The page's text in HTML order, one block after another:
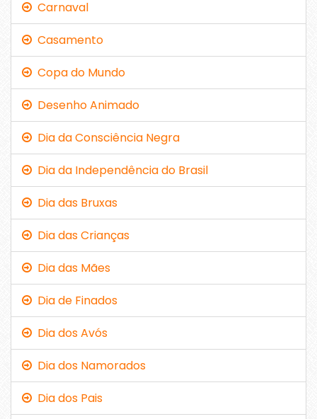
Carnaval
Casamento
Copa do Mundo
Desenho Animado
Dia da Consciência Negra
Dia da Independência do Brasil
Dia das Bruxas
Dia das Crianças
Dia das Mães
Dia de Finados
Dia dos Avós
Dia dos Namorados
Dia dos Pais